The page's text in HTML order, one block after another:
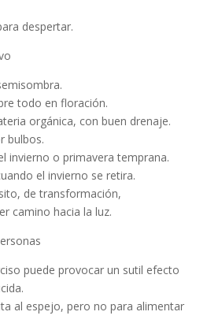
despertar.
todo en floración.
orgánica, con buen drenaje.
bulbos.
invierno o primavera temprana.
el invierno se retira.
de transformación,
camino hacia la luz.
puede provocar un sutil efecto
al espejo, pero no para alimentar